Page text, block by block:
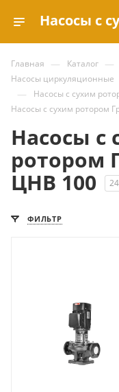
Главная — Каталог —
Насосы циркуляционные
— Насосы с сухим
Насосы с сухим ротором
Насосы с
ротором
ЦНВ 100
24
ФИЛЬТР